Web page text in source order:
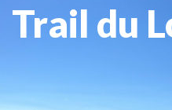
Trail du